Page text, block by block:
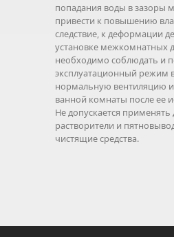
попадания воды в зазоры
привести к повышению
следствие, к деформации
установке межкомнатных
необходимо соблюдать и
эксплуатационный режим
нормальную вентиляцию
ванной комнаты после ее
Не допускается применять
растворители и
чистящие средства.